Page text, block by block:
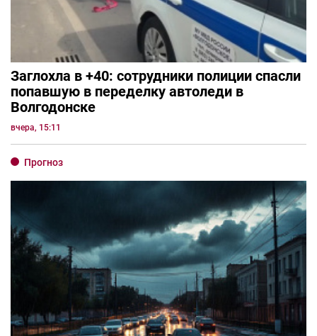
Заглохла в +40: сотрудники полиции спасли
попавшую в переделку автоледи в
Волгодонске
вчера, 15:11
Прогноз